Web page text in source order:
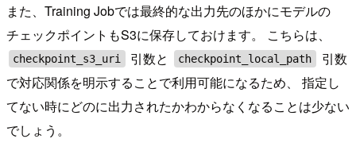
また、Training Jobでは最終的な出力先のほかにモデルの
チェックポイントもS3に保存しておけます。 こちらは、
checkpoint_s3_uri 引数と checkpoint_local_path
引数
で対応関係を明示することで利用可能になるため、 指定し
てない時にどのに出力されたかわからなくなることは少ない
でしょう。